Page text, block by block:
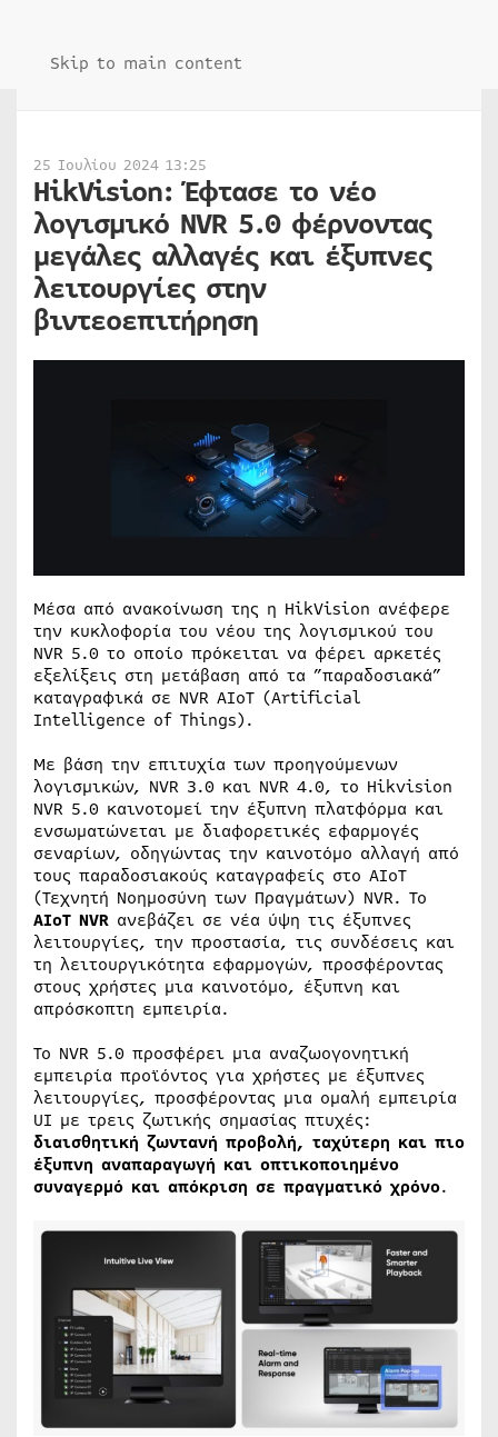
Skip to main content
25 Ιουλίου 2024 13:25
HikVision: Έφτασε το νέο
λογισμικό NVR 5.0 φέρνοντας
μεγάλες αλλαγές και έξυπνες
λειτουργίες στην
βιντεοεπιτήρηση
Μέσα από ανακοίνωση της η HikVision ανέφερε
την κυκλοφορία του νέου της λογισμικού του
NVR 5.0 το οποίο πρόκειται να φέρει αρκετές
εξελίξεις στη μετάβαση από τα ”παραδοσιακά”
καταγραφικά σε NVR AIoT (Artificial
Intelligence of Things).
Με βάση την επιτυχία των προηγούμενων
λογισμικών, NVR 3.0 και NVR 4.0, το Hikvision
NVR 5.0 καινοτομεί την έξυπνη πλατφόρμα και
ενσωματώνεται με διαφορετικές εφαρμογές
σεναρίων, οδηγώντας την καινοτόμο αλλαγή από
τους παραδοσιακούς καταγραφείς στο AIoT
(Τεχνητή Νοημοσύνη των Πραγμάτων) NVR. Το
AIoT NVR ανεβάζει σε νέα ύψη τις έξυπνες
λειτουργίες, την προστασία, τις συνδέσεις και
τη λειτουργικότητα εφαρμογών, προσφέροντας
στους χρήστες μια καινοτόμο, έξυπνη και
απρόσκοπτη εμπειρία.
Το NVR 5.0 προσφέρει μια αναζωογονητική
εμπειρία προϊόντος για χρήστες με έξυπνες
λειτουργίες, προσφέροντας μια ομαλή εμπειρία
UI με τρεις ζωτικής σημασίας πτυχές:
διαισθητική ζωντανή προβολή, ταχύτερη και πιο
έξυπνη αναπαραγωγή και οπτικοποιημένο
συναγερμό και απόκριση σε πραγματικό χρόνο.